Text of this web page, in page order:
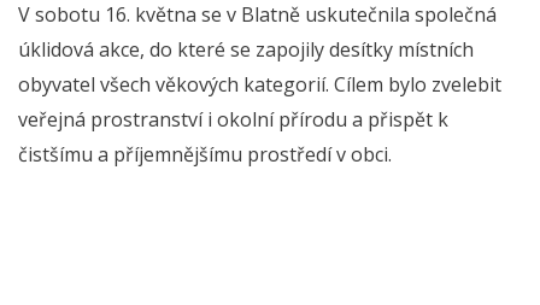
V sobotu 16. května se v Blatně uskutečnila společná
úklidová akce, do které se zapojily desítky místních
obyvatel všech věkových kategorií. Cílem bylo zvelebit
veřejná prostranství i okolní přírodu a přispět k
čistšímu a příjemnějšímu prostředí v obci.